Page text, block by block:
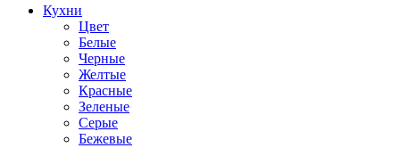
Кухни
Цвет
Белые
Черные
Желтые
Красные
Зеленые
Серые
Бежевые